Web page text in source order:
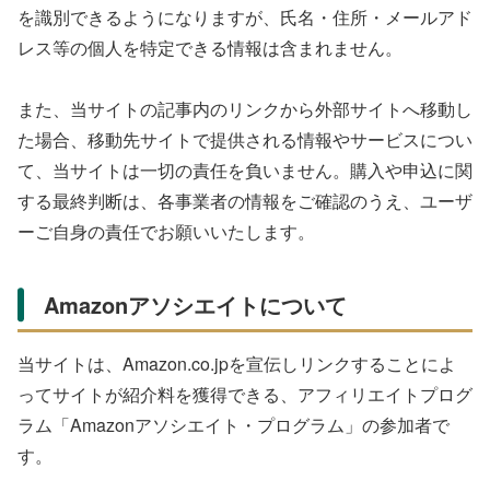
を識別できるようになりますが、氏名・住所・メールアド
レス等の個人を特定できる情報は含まれません。
また、当サイトの記事内のリンクから外部サイトへ移動し
た場合、移動先サイトで提供される情報やサービスについ
て、当サイトは一切の責任を負いません。購入や申込に関
する最終判断は、各事業者の情報をご確認のうえ、ユーザ
ーご自身の責任でお願いいたします。
Amazonアソシエイトについて
当サイトは、Amazon.co.jpを宣伝しリンクすることによ
ってサイトが紹介料を獲得できる、アフィリエイトプログ
ラム「Amazonアソシエイト・プログラム」の参加者で
す。